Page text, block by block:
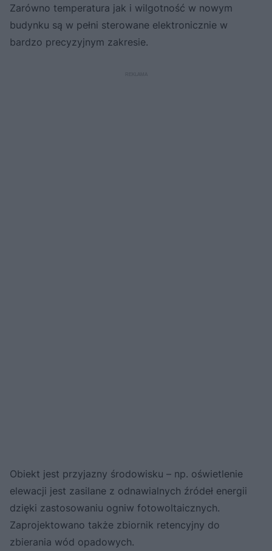
Zarówno temperatura ‎jak i wilgotność w nowym
budynku są w pełni sterowane elektronicznie w
bardzo precyzyjnym zakresie.
Obiekt jest przyjazny środowisku ‎‎– np. oświetlenie
elewacji jest zasilane z odnawialnych źródeł energii
dzięki zastosowaniu ogniw ‎fotowoltaicznych.
Zaprojektowano także zbiornik retencyjny do
zbierania wód opadowych.